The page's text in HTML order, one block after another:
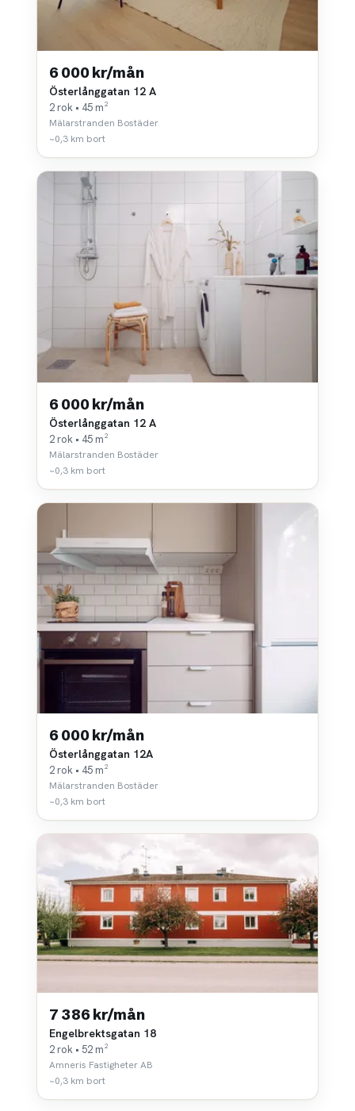
6 000 kr/mån
Österlånggatan 12 A
2 rok • 45 m²
Mälarstranden Bostäder
~0,3 km bort
6 000 kr/mån
Österlånggatan 12 A
2 rok • 45 m²
Mälarstranden Bostäder
~0,3 km bort
6 000 kr/mån
Österlånggatan 12A
2 rok • 45 m²
Mälarstranden Bostäder
~0,3 km bort
7 386 kr/mån
Engelbrektsgatan 18
2 rok • 52 m²
Amneris Fastigheter AB
~0,3 km bort